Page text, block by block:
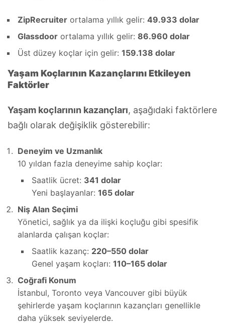
ZipRecruiter ortalama yıllık gelir: 49.933 dolar
Glassdoor ortalama yıllık gelir: 86.960 dolar
Üst düzey koçlar için gelir: 159.138 dolar
Yaşam Koçlarının Kazançlarını Etkileyen
Faktörler
Yaşam koçlarının kazançları, aşağıdaki faktörlere
bağlı olarak değişiklik gösterebilir:
Deneyim ve Uzmanlık
10 yıldan fazla deneyime sahip koçlar:
Saatlik ücret: 341 dolar
Yeni başlayanlar: 165 dolar
Niş Alan Seçimi
Yönetici, sağlık ya da ilişki koçluğu gibi spesifik
alanlarda çalışan koçlar:
Saatlik kazanç: 220–550 dolar
Genel yaşam koçları: 110–165 dolar
Coğrafi Konum
İstanbul, Toronto veya Vancouver gibi büyük
şehirlerde yaşam koçlarının kazançları genellikle
daha yüksek seviyelerde.